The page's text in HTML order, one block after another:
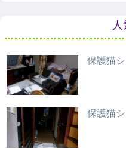
保護猫
保護猫